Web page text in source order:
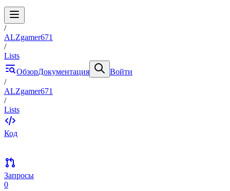
/
ALZgamer671
/
Lists
ОбзорДокументация
Войти
/
ALZgamer671
/
Lists
Код
Запросы
0